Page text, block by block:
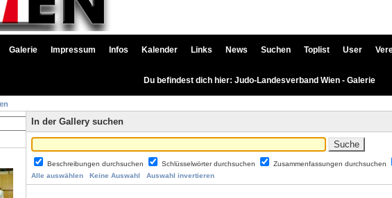
Galerie Impressum Infos Kalender Links News Suchen Toplist User
Du befindest dich hier: Judo-Landesverband Wien - Galerie
In der Gallery suchen
Beschreibungen durchsuchen Schlüsselwörter durchsuchen Zusammenfassungen durchsuchen
Alle auswählen
Keine Auswahl Auswahl invertieren